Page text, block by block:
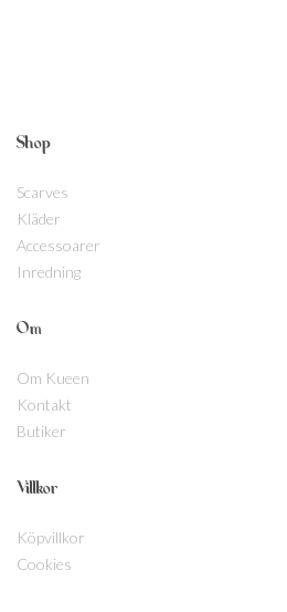
Shop
Scarves
Kläder
Accessoarer
Inredning
Om
Om Kueen
Kontakt
Butiker
Villkor
Köpvillkor
Cookies